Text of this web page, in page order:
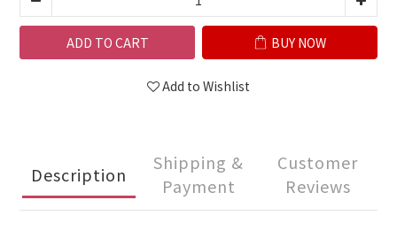
ADD TO CART BUY NOW
Add to Wishlist
Description
Shipping &
Payment
Customer
Reviews